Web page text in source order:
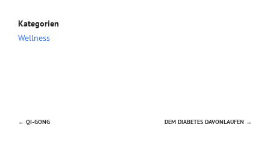
Kategorien
Wellness
Beitragsnavigation
← QI-GONG DEM DIABETES DAVONLAUFEN →